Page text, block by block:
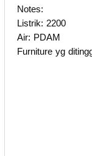
Notes:
Listrik: 2200
Air: PDAM
Furniture yg